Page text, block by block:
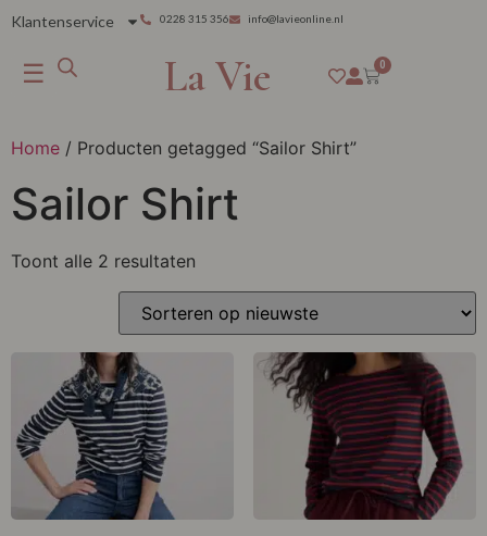
Klantenservice 0228 315 356 info@lavieonline.nl
☰ La Vie 0
Home / Producten getagged “Sailor Shirt”
Sailor Shirt
Toont alle 2 resultaten